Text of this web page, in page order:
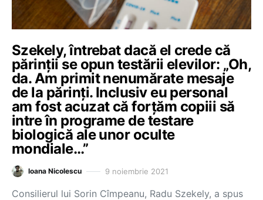
Szekely, întrebat dacă el crede că
părinții se opun testării elevilor: „Oh,
da. Am primit nenumărate mesaje
de la părinți. Inclusiv eu personal
am fost acuzat că forțăm copiii să
intre în programe de testare
biologică ale unor oculte
mondiale…”
Ioana Nicolescu 9 noiembrie 2021
Consilierul lui Sorin Cîmpeanu, Radu Szekely, a spus